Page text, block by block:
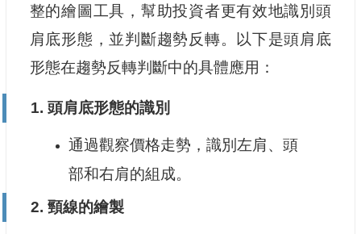
整的繪圖工具，幫助投資者更有效地識別頭
肩底形態，並判斷趨勢反轉。以下是頭肩底
形態在趨勢反轉判斷中的具體應用：
1. 頭肩底形態的識別
通過觀察價格走勢，識別左肩、頭
部和右肩的組成。
2. 頸線的繪製